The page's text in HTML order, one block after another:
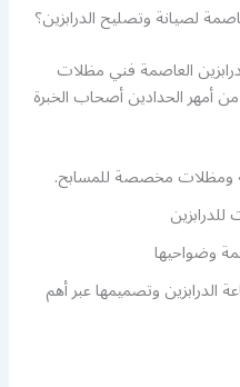
لصيانة وتصليح الدرابزين؟
العاصمة فني مظلات
الحدادين أصحاب الخبرة
ومظلات مخصصة للمسابح.
وضواحيها
الدرابزين وتصميمها عبر أهم